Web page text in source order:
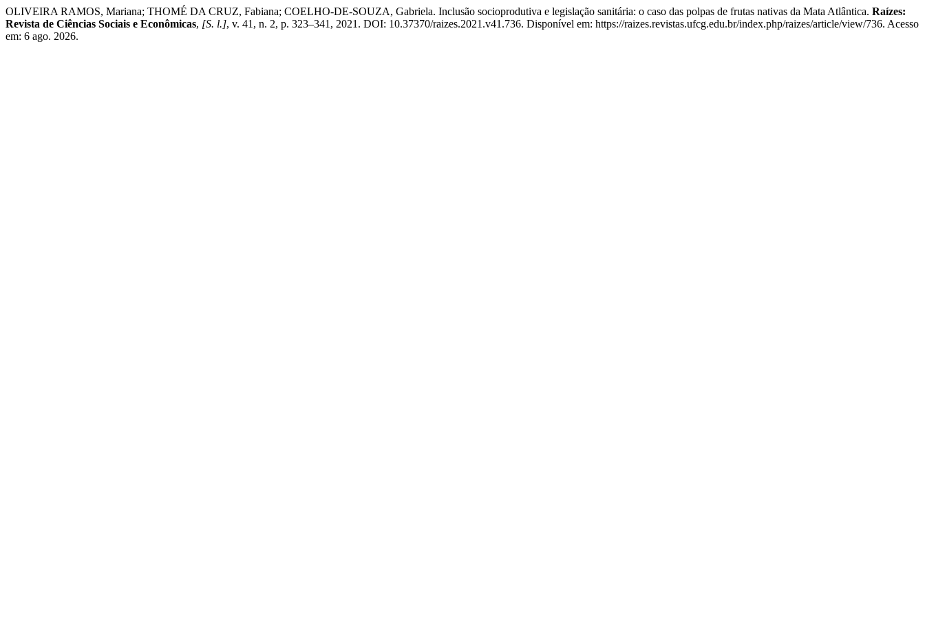
OLIVEIRA RAMOS, Mariana; THOMÉ DA CRUZ, Fabiana; COELHO-DE-SOUZA, Gabriela. Inclusão socioprodutiva e legislação sanitária: o caso das polpas de frutas nativas da Mata Atlântica. Raízes:
Revista de Ciências Sociais e Econômicas, [S. l.], v. 41, n. 2, p. 323–341, 2021. DOI: 10.37370/raizes.2021.v41.736. Disponível em: https://raizes.revistas.ufcg.edu.br/index.php/raizes/article/view/736. Acesso
em: 6 ago. 2026.